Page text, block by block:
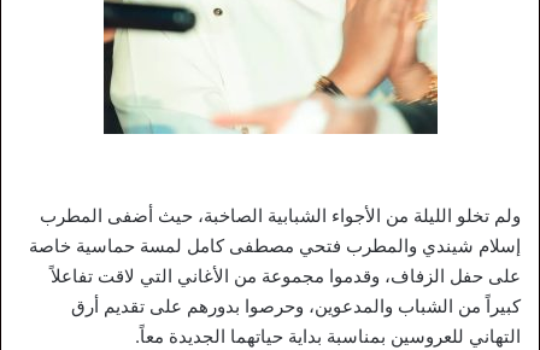
ولم تخلو الليلة من الأجواء الشبابية الصاخبة، حيث أضفى المطرب
إسلام شيندي والمطرب فتحي مصطفى كامل لمسة حماسية خاصة
على حفل الزفاف، وقدموا مجموعة من الأغاني التي لاقت تفاعلاً
كبيراً من الشباب والمدعوين، وحرصوا بدورهم على تقديم أرق
التهاني للعروسين بمناسبة بداية حياتهما الجديدة معاً.